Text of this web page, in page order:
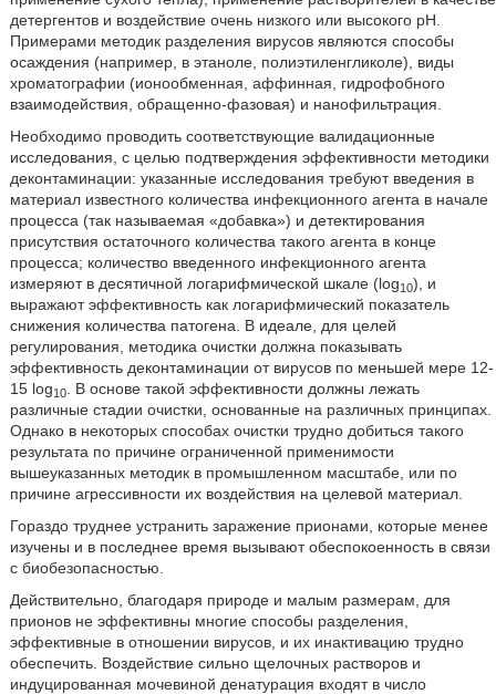
детергентов и воздействие очень низкого или высокого рН.
Примерами методик разделения вирусов являются способы
осаждения (например, в этаноле, полиэтиленгликоле), виды
хроматографии (ионообменная, аффинная, гидрофобного
взаимодействия, обращенно-фазовая) и нанофильтрация.
Необходимо проводить соответствующие валидационные
исследования, с целью подтверждения эффективности методики
деконтаминации: указанные исследования требуют введения в
материал известного количества инфекционного агента в начале
процесса (так называемая «добавка») и детектирования
присутствия остаточного количества такого агента в конце
процесса; количество введенного инфекционного агента
измеряют в десятичной логарифмической шкале (log10), и
выражают эффективность как логарифмический показатель
снижения количества патогена. В идеале, для целей
регулирования, методика очистки должна показывать
эффективность деконтаминации от вирусов по меньшей мере 12-
15 log10. В основе такой эффективности должны лежать
различные стадии очистки, основанные на различных принципах.
Однако в некоторых способах очистки трудно добиться такого
результата по причине ограниченной применимости
вышеуказанных методик в промышленном масштабе, или по
причине агрессивности их воздействия на целевой материал.
Гораздо труднее устранить заражение прионами, которые менее
изучены и в последнее время вызывают обеспокоенность в связи
с биобезопасностью.
Действительно, благодаря природе и малым размерам, для
прионов не эффективны многие способы разделения,
эффективные в отношении вирусов, и их инактивацию трудно
обеспечить. Воздействие сильно щелочных растворов и
индуцированная мочевиной денатурация входят в число